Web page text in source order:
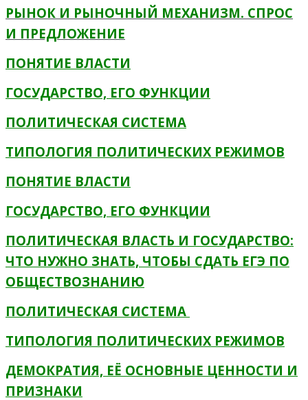
РЫНОК И РЫНОЧНЫЙ МЕХАНИЗМ. СПРОС
И ПРЕДЛОЖЕНИЕ
ПОНЯТИЕ ВЛАСТИ
ГОСУДАРСТВО, ЕГО ФУНКЦИИ
ПОЛИТИЧЕСКАЯ СИСТЕМА
ТИПОЛОГИЯ ПОЛИТИЧЕСКИХ РЕЖИМОВ
ПОНЯТИЕ ВЛАСТИ
ГОСУДАРСТВО, ЕГО ФУНКЦИИ
ПОЛИТИЧЕСКАЯ ВЛАСТЬ И ГОСУДАРСТВО:
ЧТО НУЖНО ЗНАТЬ, ЧТОБЫ СДАТЬ ЕГЭ ПО
ОБЩЕСТВОЗНАНИЮ
ПОЛИТИЧЕСКАЯ СИСТЕМА
ТИПОЛОГИЯ ПОЛИТИЧЕСКИХ РЕЖИМОВ
ДЕМОКРАТИЯ, ЕЁ ОСНОВНЫЕ ЦЕННОСТИ И
ПРИЗНАКИ